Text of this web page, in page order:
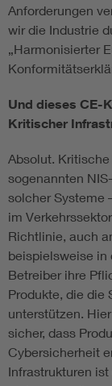
Anforderungen
wir die Industrie
„Harmonisierter
Und dieses CE-
Kritischer
Absolut.
sogenannten
solcher Systeme
im
Richtlinie, auch
beispielsweise in
Betreiber ihre
Produkte, die die
unterstützen.
sicher, dass
Cybersicherheit
Infrastrukturen